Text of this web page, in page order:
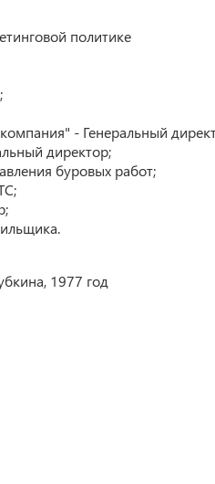
политике
- Генеральный
директор;
буровых работ;
1977 год